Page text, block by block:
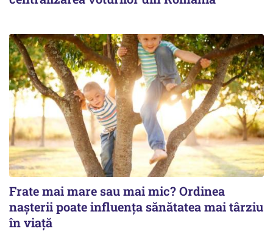
Frate mai mare sau mai mic? Ordinea
nașterii poate influența sănătatea mai târziu
în viață